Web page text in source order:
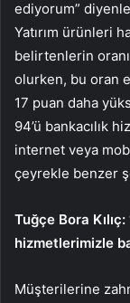
ediyorum”
Yatırım ürünleri
belirtenlerin
olurken, bu oran
17 puan daha
94’ü bankacılık
internet veya
çeyrekle benzer
Tuğçe Bora Kılıç:
hizmetlerimizle
Müşterilerine